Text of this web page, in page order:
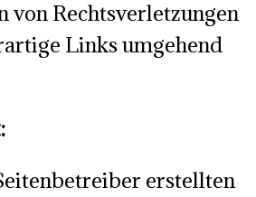
von Rechtsverletzungen
Links umgehend
erstellten